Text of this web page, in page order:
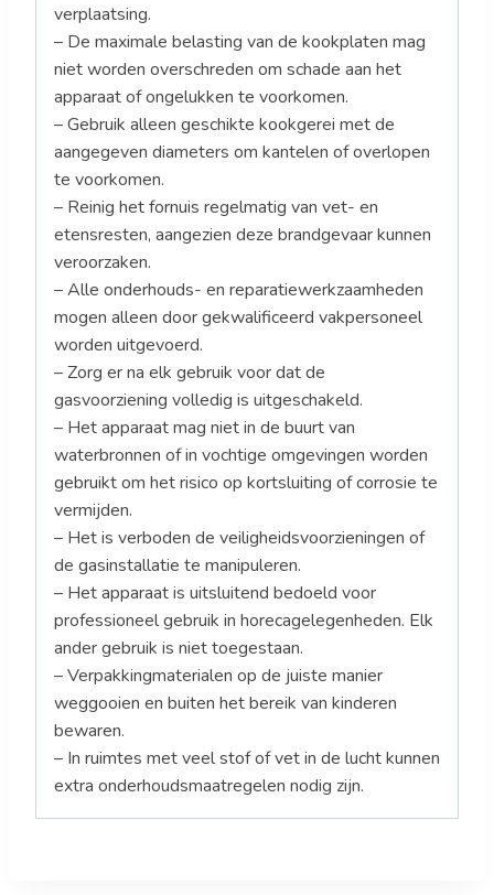
verplaatsing.
– De maximale belasting van de kookplaten mag
niet worden overschreden om schade aan het
apparaat of ongelukken te voorkomen.
– Gebruik alleen geschikte kookgerei met de
aangegeven diameters om kantelen of overlopen
te voorkomen.
– Reinig het fornuis regelmatig van vet- en
etensresten, aangezien deze brandgevaar kunnen
veroorzaken.
– Alle onderhouds- en reparatiewerkzaamheden
mogen alleen door gekwalificeerd vakpersoneel
worden uitgevoerd.
– Zorg er na elk gebruik voor dat de
gasvoorziening volledig is uitgeschakeld.
– Het apparaat mag niet in de buurt van
waterbronnen of in vochtige omgevingen worden
gebruikt om het risico op kortsluiting of corrosie te
vermijden.
– Het is verboden de veiligheidsvoorzieningen of
de gasinstallatie te manipuleren.
– Het apparaat is uitsluitend bedoeld voor
professioneel gebruik in horecagelegenheden. Elk
ander gebruik is niet toegestaan.
– Verpakkingmaterialen op de juiste manier
weggooien en buiten het bereik van kinderen
bewaren.
– In ruimtes met veel stof of vet in de lucht kunnen
extra onderhoudsmaatregelen nodig zijn.